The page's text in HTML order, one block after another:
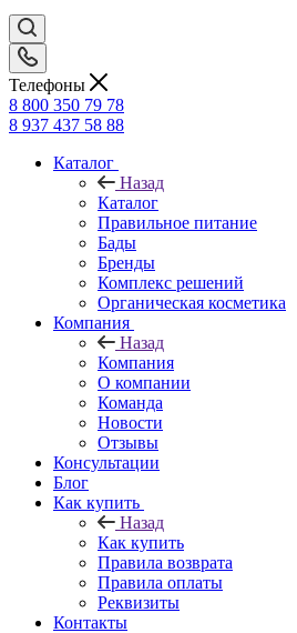
Телефоны
8 800 350 79 78
8 937 437 58 88
Каталог
Назад
Каталог
Правильное питание
Бады
Бренды
Комплекс решений
Органическая косметика
Компания
Назад
Компания
О компании
Команда
Новости
Отзывы
Консультации
Блог
Как купить
Назад
Как купить
Правила возврата
Правила оплаты
Реквизиты
Контакты